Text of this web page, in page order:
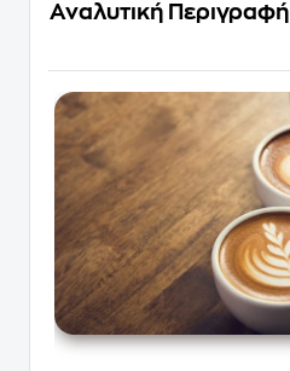
Αναλυτική Περιγραφή